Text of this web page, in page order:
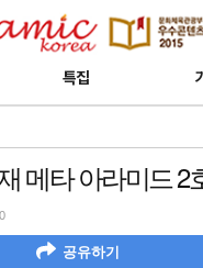
특집
메타 아라미드 2
공유하기